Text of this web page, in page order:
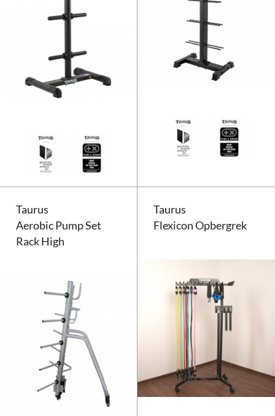
Taurus Elite
Taurus
Aerobic Pump Set
Rack High
Taurus
Flexicon Opbergrek